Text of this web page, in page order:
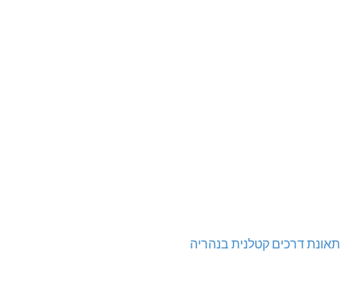
תאונת דרכים קטלנית בנהריה